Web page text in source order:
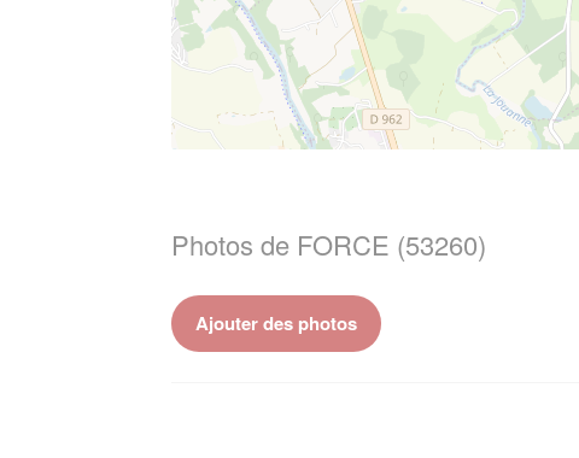
Photos de FORCE (53260)
Ajouter des photos